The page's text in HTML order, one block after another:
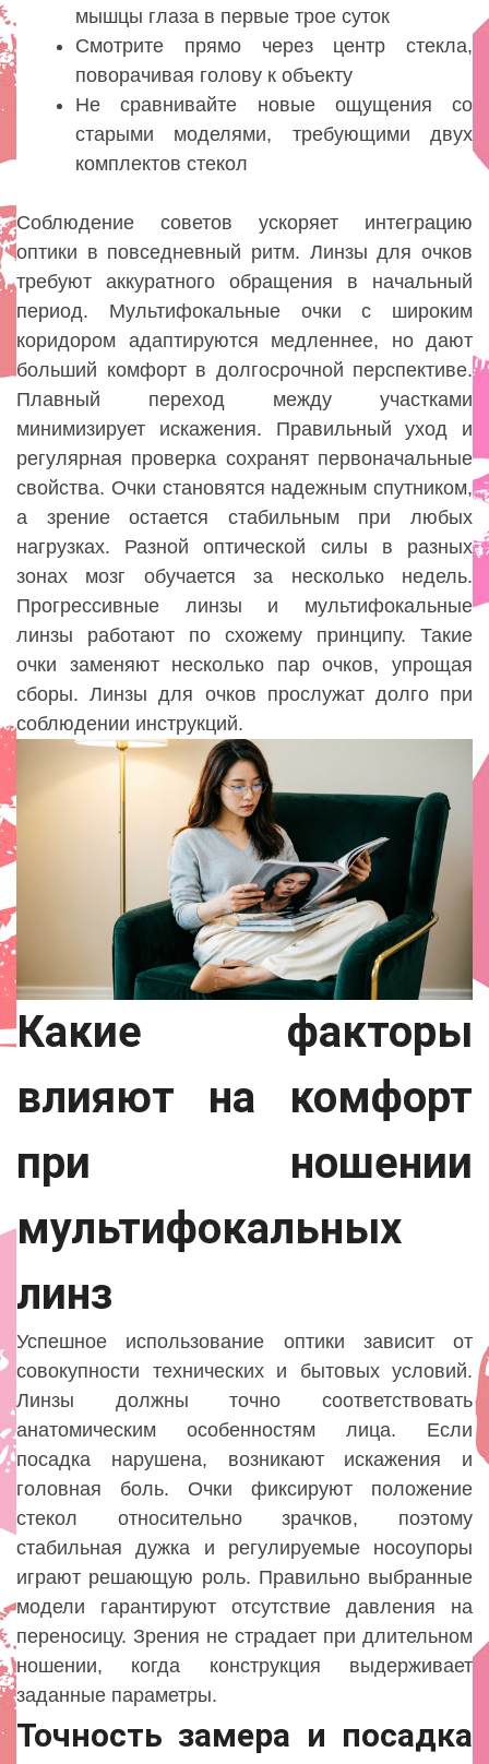
мышцы глаза в первые трое суток
Смотрите прямо через центр стекла,
поворачивая голову к объекту
Не сравнивайте новые ощущения со
старыми моделями, требующими двух
комплектов стекол
Соблюдение советов ускоряет интеграцию
оптики в повседневный ритм. Линзы для очков
требуют аккуратного обращения в начальный
период. Мультифокальные очки с широким
коридором адаптируются медленнее, но дают
больший комфорт в долгосрочной перспективе.
Плавный переход между участками
минимизирует искажения. Правильный уход и
регулярная проверка сохранят первоначальные
свойства. Очки становятся надежным спутником,
а зрение остается стабильным при любых
нагрузках. Разной оптической силы в разных
зонах мозг обучается за несколько недель.
Прогрессивные линзы и мультифокальные
линзы работают по схожему принципу. Такие
очки заменяют несколько пар очков, упрощая
сборы. Линзы для очков прослужат долго при
соблюдении инструкций.
Какие факторы
влияют на комфорт
при ношении
мультифокальных
линз
Успешное использование оптики зависит от
совокупности технических и бытовых условий.
Линзы должны точно соответствовать
анатомическим особенностям лица. Если
посадка нарушена, возникают искажения и
головная боль. Очки фиксируют положение
стекол относительно зрачков, поэтому
стабильная дужка и регулируемые носоупоры
играют решающую роль. Правильно выбранные
модели гарантируют отсутствие давления на
переносицу. Зрения не страдает при длительном
ношении, когда конструкция выдерживает
заданные параметры.
Точность замера и посадка